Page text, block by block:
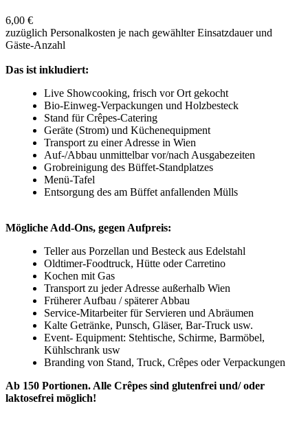
6,00 €
zuzüglich Personalkosten je nach gewählter Einsatzdauer und
Gäste-Anzahl
Das ist inkludiert:
Live Showcooking, frisch vor Ort gekocht
Bio-Einweg-Verpackungen und Holzbesteck
Stand für Crêpes-Catering
Geräte (Strom) und Küchenequipment
Transport zu einer Adresse in Wien
Auf-/Abbau unmittelbar vor/nach Ausgabezeiten
Grobreinigung des Büffet-Standplatzes
Menü-Tafel
Entsorgung des am Büffet anfallenden Mülls
Mögliche Add-Ons, gegen Aufpreis:
Teller aus Porzellan und Besteck aus Edelstahl
Oldtimer-Foodtruck, Hütte oder Carretino
Kochen mit Gas
Transport zu jeder Adresse außerhalb Wien
Früherer Aufbau / späterer Abbau
Service-Mitarbeiter für Servieren und Abräumen
Kalte Getränke, Punsch, Gläser, Bar-Truck usw.
Event- Equipment: Stehtische, Schirme, Barmöbel,
Kühlschrank usw
Branding von Stand, Truck, Crêpes oder Verpackungen
Ab 150 Portionen. Alle Crêpes sind glutenfrei und/ oder
laktosefrei möglich!